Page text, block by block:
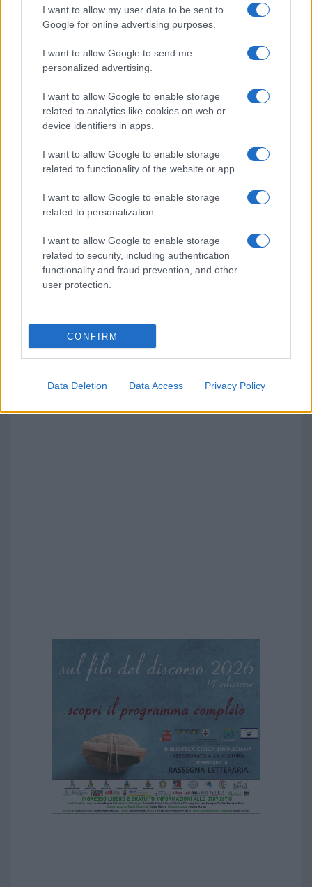
I want to allow my user data to be sent to
Google for online advertising purposes.
I want to allow Google to send me
personalized advertising.
I want to allow Google to enable storage
related to analytics like cookies on web or
device identifiers in apps.
I want to allow Google to enable storage
related to functionality of the website or app.
I want to allow Google to enable storage
related to personalization.
I want to allow Google to enable storage
related to security, including authentication
functionality and fraud prevention, and other
user protection.
CONFIRM
Data Deletion Data Access Privacy Policy
Meteo Olbia 6 agosto, migliora il tempo in
persone: due bimbi tra i feriti